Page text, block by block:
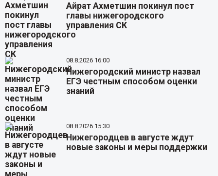
Айрат Ахметшин покинул пост
главы нижегородского
управления СК
08.8.2026 16:00
Нижегородский министр назвал
ЕГЭ честным способом оценки
знаний
08.8.2026 15:30
Нижегородцев в августе ждут
новые законы и меры поддержки